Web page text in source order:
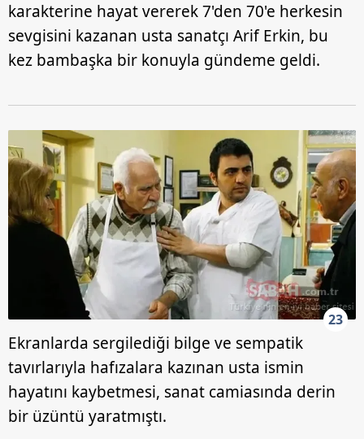
karakterine hayat vererek 7'den 70'e herkesin
sevgisini kazanan usta sanatçı Arif Erkin, bu
kez bambaşka bir konuyla gündeme geldi.
23
Ekranlarda sergilediği bilge ve sempatik
tavırlarıyla hafızalara kazınan usta ismin
hayatını kaybetmesi, sanat camiasında derin
bir üzüntü yaratmıştı.